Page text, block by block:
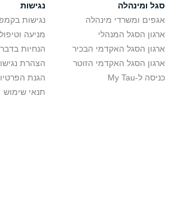
סגל ומינהלה
אגפים ומשרדי מינהלה
ארגון הסגל המנהלי
ארגון הסגל האקדמי הבכיר
ארגון הסגל האקדמי הזוטר
כניסה ל-My Tau
נגישות
נגישות
מניעה
הנחיות
הצהרת
הגנת
תנאי שימוש